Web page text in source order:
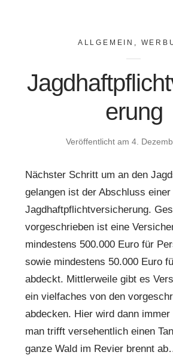
ALLGEMEIN
erung
Veröffentlicht am 4.
Nächster Schritt um an den
gelangen ist der Abschluss einer
Jagdhaftpflichtversicherung.
vorgeschrieben ist eine
mindestens 500.000 Euro für
sowie mindestens 50.000 Euro
abdeckt. Mittlerweile gibt es
ein vielfaches von den
abdecken. Hier wird dann
man trifft versehentlich einen
ganze Wald im Revier brennt